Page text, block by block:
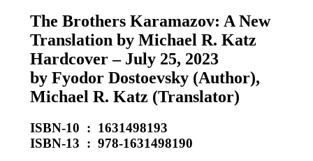
The Brothers Karamazov: A New
Translation by Michael R. Katz
Hardcover – July 25, 2023
by Fyodor Dostoevsky (Author),
Michael R. Katz (Translator)
ISBN-10 ‏ : ‎ 1631498193
ISBN-13 ‏ : ‎ 978-1631498190